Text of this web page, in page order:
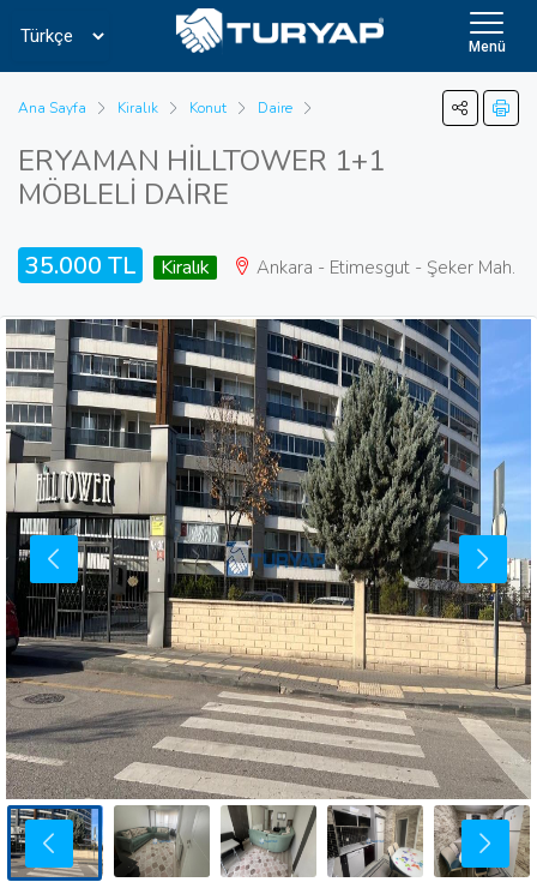
Menü
Ana Sayfa Kiralık Konut Daire
ERYAMAN HİLLTOWER 1+1
MÖBLELİ DAİRE
35.000 TL Kiralık Ankara - Etimesgut - Şeker Mah.